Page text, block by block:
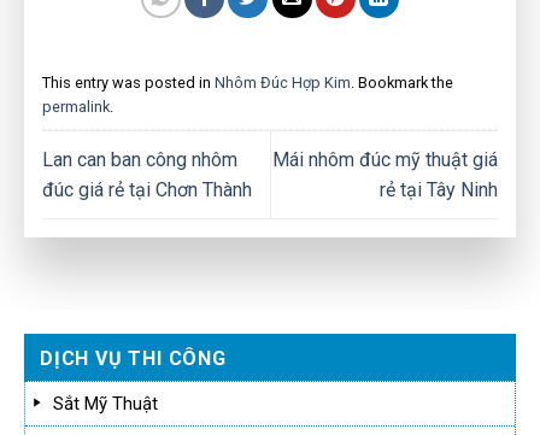
This entry was posted in Nhôm Đúc Hợp Kim . Bookmark the
permalink
Lan can ban công nhôm
đúc giá rẻ tại Chơn Thành
Mái nhôm đúc mỹ thuật giá
rẻ tại Tây Ninh
DỊCH VỤ THI CÔNG
Sắt Mỹ Thuật